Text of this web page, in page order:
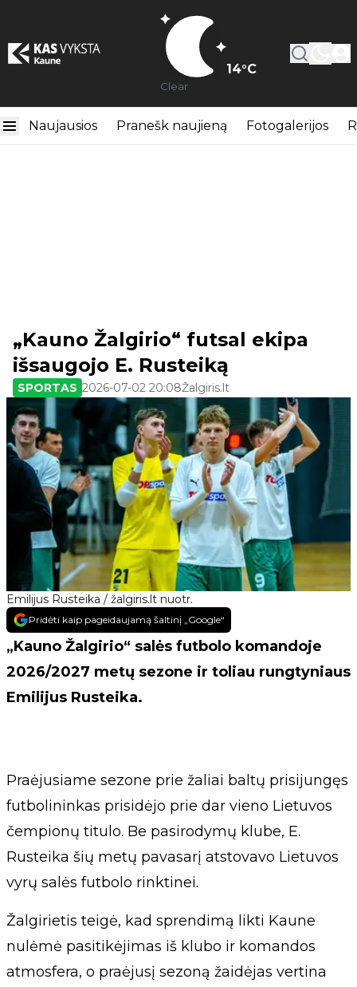
14°C
Clear
Naujausios Pranešk naujieną Fotogalerijos
Emilijus Rusteika / žalgiris.lt nuotr.
„Kauno Žalgirio“ futsal ekipa
išsaugojo E. Rusteiką
SPORTAS 2026-07-02 20:08Žalgiris.lt
Pridėti kaip pageidaujamą šaltinį „Google“
„Kauno Žalgirio“ salės futbolo komandoje
2026/2027 metų sezone ir toliau rungtyniaus
Emilijus Rusteika.
Praėjusiame sezone prie žaliai baltų prisijungęs
futbolininkas prisidėjo prie dar vieno Lietuvos
čempionų titulo. Be pasirodymų klube, E.
Rusteika šių metų pavasarį atstovavo Lietuvos
vyrų salės futbolo rinktinei.
Žalgirietis teigė, kad sprendimą likti Kaune
nulėmė pasitikėjimas iš klubo ir komandos
atmosfera, o praėjusį sezoną žaidėjas vertina